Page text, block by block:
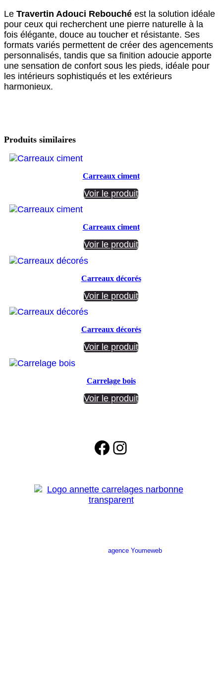
Le Travertin Adouci Rebouché est la solution idéale
pour ceux qui recherchent une pierre naturelle à la
fois élégante, douce au toucher et résistante. Ses
formats variés permettent de créer des agencements
personnalisés, tandis que sa finition adoucie apporte
une sensation de confort sous les pieds, idéale pour
les intérieurs sophistiqués et les extérieurs
harmonieux.
Produits similaires
Carreaux ciment
Voir le produit
Carreaux ciment
Voir le produit
Carreaux décorés
Voir le produit
Carreaux décorés
Voir le produit
Carrelage bois
Voir le produit
Facebook
Instagram
agence Youmeweb